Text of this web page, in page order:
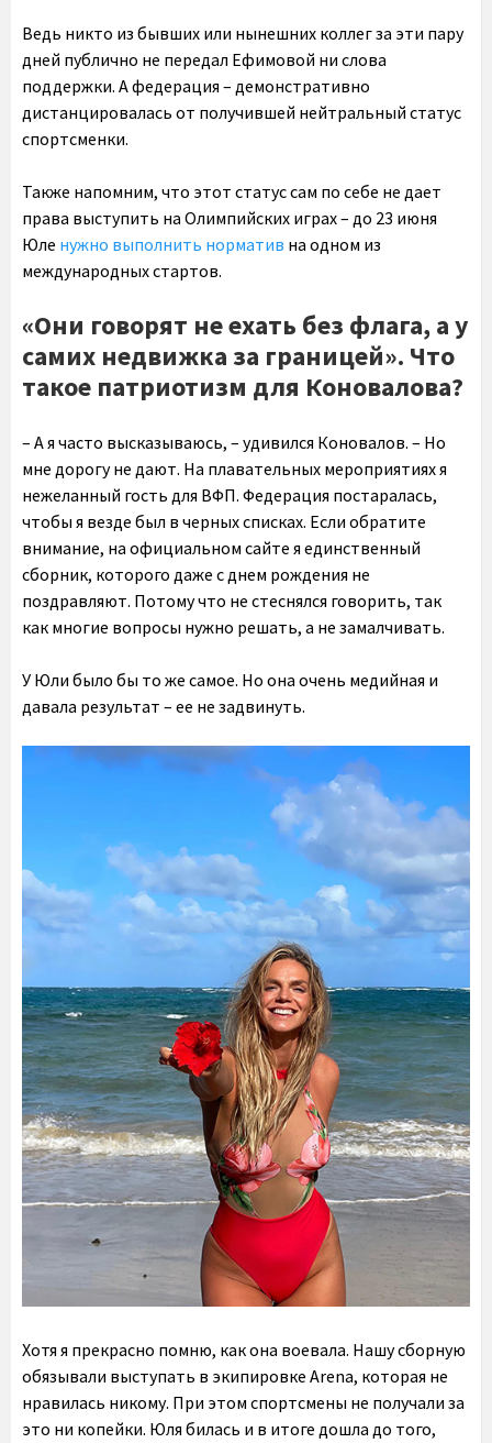
Ведь никто из бывших или нынешних коллег за эти пару
дней публично не передал Ефимовой ни слова
поддержки. А федерация – демонстративно
дистанцировалась от получившей нейтральный статус
спортсменки.
Также напомним, что этот статус сам по себе не дает
права выступить на Олимпийских играх – до 23 июня
Юле нужно выполнить норматив на одном из
международных стартов.
«Они говорят не ехать без флага, а у
самих недвижка за границей». Что
такое патриотизм для Коновалова?
– А я часто высказываюсь, – удивился Коновалов. – Но
мне дорогу не дают. На плавательных мероприятиях я
нежеланный гость для ВФП. Федерация постаралась,
чтобы я везде был в черных списках. Если обратите
внимание, на официальном сайте я единственный
сборник, которого даже с днем рождения не
поздравляют. Потому что не стеснялся говорить, так
как многие вопросы нужно решать, а не замалчивать.
У Юли было бы то же самое. Но она очень медийная и
давала результат – ее не задвинуть.
Хотя я прекрасно помню, как она воевала. Нашу сборную
обязывали выступать в экипировке Arena, которая не
нравилась никому. При этом спортсмены не получали за
это ни копейки. Юля билась и в итоге дошла до того,